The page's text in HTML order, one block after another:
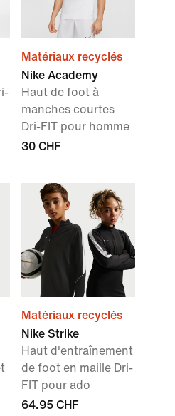
Matériaux recyclés
Nike Academy
Haut de foot à
manches courtes
Dri-FIT pour homme
30 CHF
Matériaux recyclés
Nike Strike
Haut d'entraînement
de foot en maille Dri-
FIT pour ado
64.95 CHF